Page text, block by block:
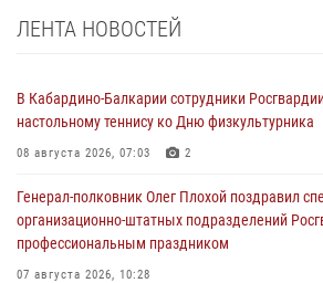
ЛЕНТА НОВОСТЕЙ
В Кабардино-Балкарии сотрудники
настольному теннису ко Дню физкультурника
08 августа 2026, 07:03 2
Генерал-полковник Олег Плохой поздравил
организационно-штатных подразделений
профессиональным праздником
07 августа 2026, 10:28